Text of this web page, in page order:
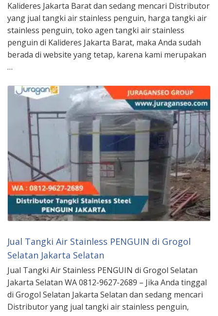
Kalideres Jakarta Barat dan sedang mencari Distributor
yang jual tangki air stainless penguin, harga tangki air
stainless penguin, toko agen tangki air stainless
penguin di Kalideres Jakarta Barat, maka Anda sudah
berada di website yang tetap, karena kami merupakan
…
Jual Tangki Air Stainless PENGUIN di Grogol
Selatan Jakarta Selatan
Jual Tangki Air Stainless PENGUIN di Grogol Selatan
Jakarta Selatan WA 0812-9627-2689 – Jika Anda tinggal
di Grogol Selatan Jakarta Selatan dan sedang mencari
Distributor yang jual tangki air stainless penguin,